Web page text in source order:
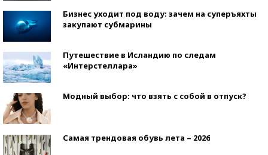
Бизнес уходит под воду: зачем на суперъяхты
закупают субмарины
Путешествие в Исландию по следам
«Интерстеллара»
Модный выбор: что взять с собой в отпуск?
Самая трендовая обувь лета – 2026